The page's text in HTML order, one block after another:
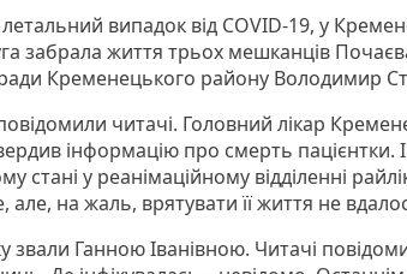
випадок від COVID-19, у
забрала життя трьох мешканців
Кременецького району Володимир
читачі. Головний лікар
інформацію про смерть пацієнтки.
у реанімаційному відділенні
на жаль, врятувати її життя не
звали Ганною Іванівною. Читачі